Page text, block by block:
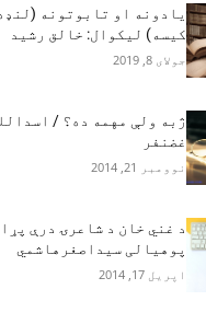
یادونه او تابوتونه
کیسه) لیکوال: خالق رشید
جولای 8, 2019
ژبه ولې مهمه ده؟ /
غضنفر
نوومبر 21, 2014
د غني خان د شاعرۍ درې
پوهيالی سيداصغرهاشمي
اپریل 17, 2014